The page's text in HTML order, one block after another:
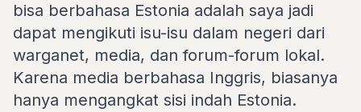
bisa berbahasa Estonia adalah saya jadi
dapat mengikuti isu-isu dalam negeri dari
warganet, media, dan forum-forum lokal.
Karena media berbahasa Inggris, biasanya
hanya mengangkat sisi indah Estonia.